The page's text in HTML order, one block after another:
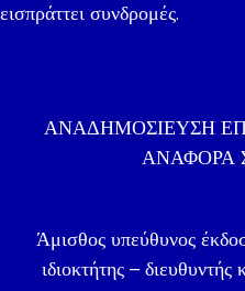
εισπράττει συνδρομές.
ΑΝΑΔΗΜΟΣΊΕΥΣΗ
ΑΝΑΦΟΡΑ
Άμισθος υπεύθυνος
ιδιοκτήτης –